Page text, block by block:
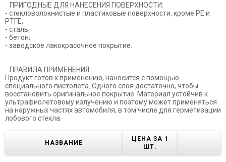
ПРИГОДНЫЕ ДЛЯ НАНЕСЕНИЯ ПОВЕРХНОСТИ:
- стекловолокнистые и пластиковые поверхности, кроме РЕ и
PTFE;
- сталь;
- бетон;
- заводское лакокрасочное покрытие.
ПРАВИЛА ПРИМЕНЕНИЯ:
Продукт готов к применению, наносится с помощью
специального пистолета. Одного слоя достаточно, чтобы
восстановить оригинальное покрытие. Материал устойчив к
ультрафиолетовому излучению и поэтому может применяться
на наружных частях автомобиля, в том числе для герметизации
лобового стекла.
НАЗВАНИЕ
ЦЕНА ЗА 1
ШТ.